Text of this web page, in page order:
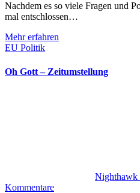
Nachdem es so viele Fragen und Posts zu #Wero gibt, hab’ ich mich
mal entschlossen…
Mehr erfahren
EU Politik
Oh Gott – Zeitumstellung
Nighthawk
Kommentare